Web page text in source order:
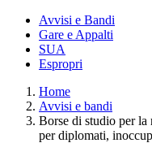
Avvisi e Bandi
Gare e Appalti
SUA
Espropri
Home
Avvisi e bandi
Borse di studio per la
per diplomati,